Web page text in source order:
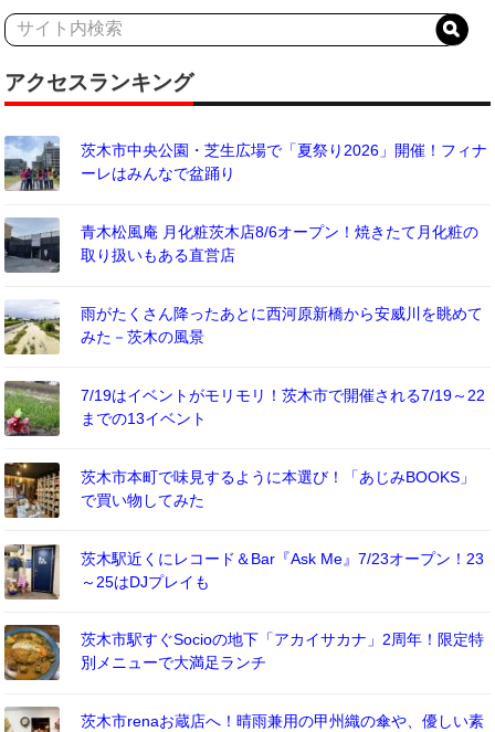
アクセスランキング
茨木市中央公園・芝生広場で「夏祭り2026」開催！フィナ
ーレはみんなで盆踊り
青木松風庵 月化粧茨木店8/6オープン！焼きたて月化粧の
取り扱いもある直営店
雨がたくさん降ったあとに西河原新橋から安威川を眺めて
みた－茨木の風景
7/19はイベントがモリモリ！茨木市で開催される7/19～22
までの13イベント
茨木市本町で味見するように本選び！「あじみBOOKS」
で買い物してみた
茨木駅近くにレコード＆Bar『Ask Me』7/23オープン！23
～25はDJプレイも
茨木市駅すぐSocioの地下「アカイサカナ」2周年！限定特
別メニューで大満足ランチ
茨木市renaお蔵店へ！晴雨兼用の甲州織の傘や、優しい素